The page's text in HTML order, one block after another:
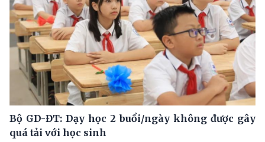
Bộ GD-ĐT: Dạy học 2 buổi/ngày không được gây
quá tải với học sinh